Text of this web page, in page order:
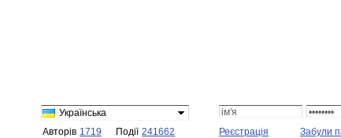
Українська
Авторів 1719 Події 241662 Реєстрація Забули